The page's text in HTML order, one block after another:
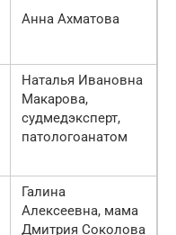
Анна Ахматова
Наталья Ивановна
Макарова,
судмедэксперт,
патологоанатом
Галина
Алексеевна, мама
Дмитрия Соколова